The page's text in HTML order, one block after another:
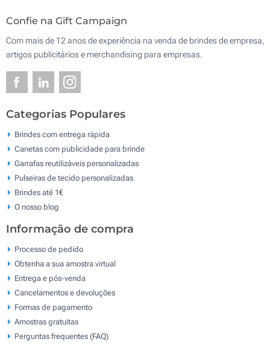
Confie na Gift Campaign
Com mais de 12 anos de experiência na venda de brindes de empresa,
artigos publicitários e merchandising para empresas.
Categorias Populares
Brindes com entrega rápida
Canetas com publicidade para brinde
Garrafas reutilizáveis personalizadas
Pulseiras de tecido personalizadas
Brindes até 1€
O nosso blog
Informação de compra
Processo de pedido
Obtenha a sua amostra virtual
Entrega e pós-venda
Cancelamentos e devoluções
Formas de pagamento
Amostras gratuitas
Perguntas frequentes (FAQ)